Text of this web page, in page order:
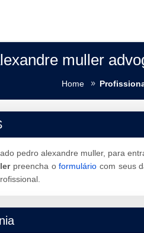
muller
Home
pedro alexandre muller, para
preencha oformulário com seus